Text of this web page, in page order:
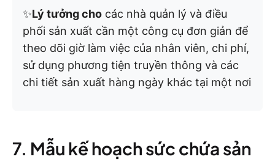
✨Lý tưởng cho các nhà quản lý và điều
phối sản xuất cần một công cụ đơn giản để
theo dõi giờ làm việc của nhân viên, chi phí,
sử dụng phương tiện truyền thông và các
chi tiết sản xuất hàng ngày khác tại một nơi
7. Mẫu kế hoạch sức chứa sản